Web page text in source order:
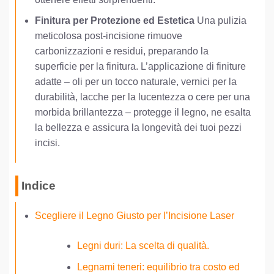
Finitura per Protezione ed EsteticaUna pulizia
meticolosa post-incisione rimuove
carbonizzazioni e residui, preparando la
superficie per la finitura. L’applicazione di finiture
adatte – oli per un tocco naturale, vernici per la
durabilità, lacche per la lucentezza o cere per una
morbida brillantezza – protegge il legno, ne esalta
la bellezza e assicura la longevità dei tuoi pezzi
incisi.
Indice
Scegliere il Legno Giusto per l’Incisione Laser
Legni duri: La scelta di qualità.
Legnami teneri: equilibrio tra costo ed